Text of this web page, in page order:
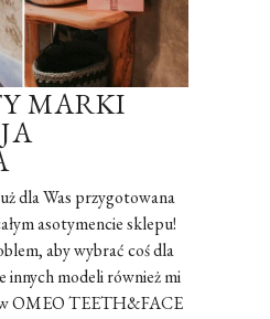
MARKI
dla Was przygotowana
asotymencie sklepu!
aby wybrać coś dla
innych modeli również mi
OMEO TEETH&FACE